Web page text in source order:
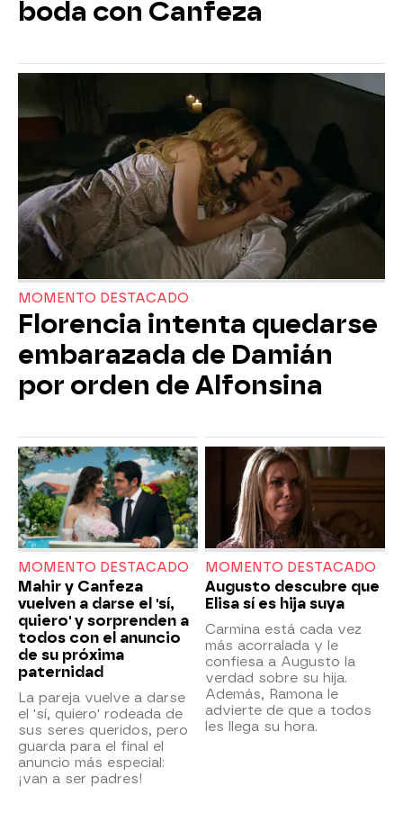
boda con Canfeza
MOMENTO DESTACADO
Florencia intenta quedarse
embarazada de Damián
por orden de Alfonsina
MOMENTO DESTACADO
Mahir y Canfeza
vuelven a darse el 'sí,
quiero' y sorprenden a
todos con el anuncio
de su próxima
paternidad
La pareja vuelve a darse
el 'sí, quiero' rodeada de
sus seres queridos, pero
guarda para el final el
anuncio más especial:
¡van a ser padres!
MOMENTO DESTACADO
Augusto descubre que
Elisa sí es hija suya
Carmina está cada vez
más acorralada y le
confiesa a Augusto la
verdad sobre su hija.
Además, Ramona le
advierte de que a todos
les llega su hora.